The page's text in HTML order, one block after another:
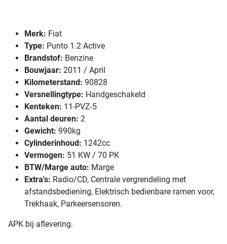
Merk: Fiat
Type: Punto 1.2 Active
Brandstof: Benzine
Bouwjaar: 2011 / April
Kilometerstand: 90828
Versnellingtype: Handgeschakeld
Kenteken: 11-PVZ-5
Aantal deuren: 2
Gewicht: 990kg
Cylinderinhoud: 1242cc
Vermogen: 51 KW / 70 PK
BTW/Marge auto: Marge
Extra's: Radio/CD, Centrale vergrendeling met
afstandsbediening, Elektrisch bedienbare ramen voor,
Trekhaak, Parkeersensoren.
APK bij aflevering.